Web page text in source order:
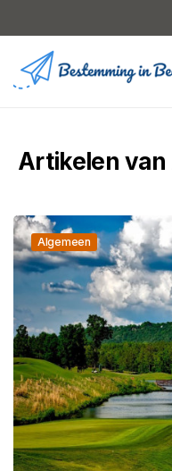
Artikelen van
Algemeen